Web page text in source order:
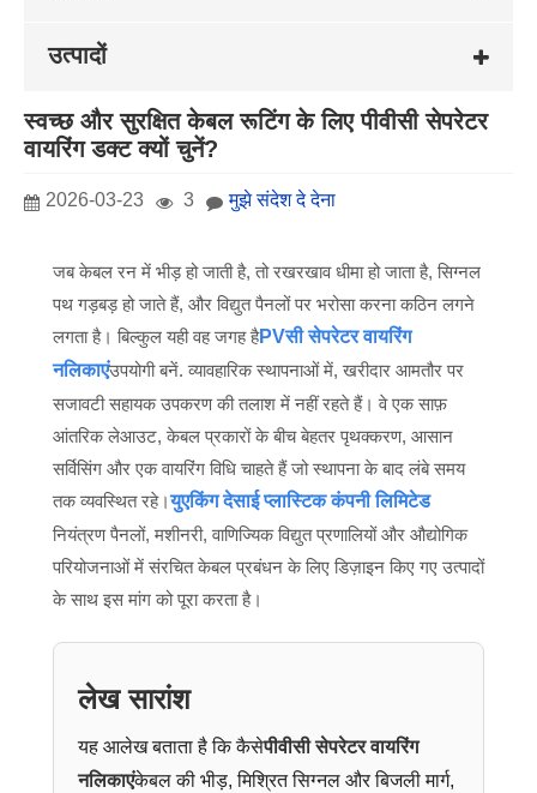
उत्पादों
स्वच्छ और सुरक्षित केबल रूटिंग के लिए पीवीसी सेपरेटर
वायरिंग डक्ट क्यों चुनें?
2026-03-23 3 मुझे संदेश दे देना
जब केबल रन में भीड़ हो जाती है, तो रखरखाव धीमा हो जाता है, सिग्नल
पथ गड़बड़ हो जाते हैं, और विद्युत पैनलों पर भरोसा करना कठिन लगने
लगता है। बिल्कुल यही वह जगह हैPVसी सेपरेटर वायरिंग
नलिकाएंउपयोगी बनें. व्यावहारिक स्थापनाओं में, खरीदार आमतौर पर
सजावटी सहायक उपकरण की तलाश में नहीं रहते हैं। वे एक साफ़
आंतरिक लेआउट, केबल प्रकारों के बीच बेहतर पृथक्करण, आसान
सर्विसिंग और एक वायरिंग विधि चाहते हैं जो स्थापना के बाद लंबे समय
तक व्यवस्थित रहे।युएकिंग देसाई प्लास्टिक कंपनी लिमिटेड
नियंत्रण पैनलों, मशीनरी, वाणिज्यिक विद्युत प्रणालियों और औद्योगिक
परियोजनाओं में संरचित केबल प्रबंधन के लिए डिज़ाइन किए गए उत्पादों
के साथ इस मांग को पूरा करता है।
लेख सारांश
यह आलेख बताता है कि कैसेपीवीसी सेपरेटर वायरिंग
नलिकाएंकेबल की भीड़, मिश्रित सिग्नल और बिजली मार्ग,